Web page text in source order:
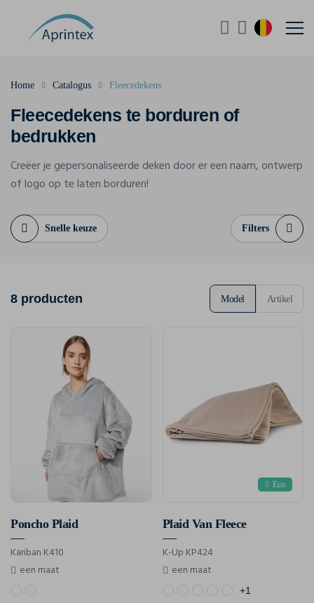
Fleecedekens te borduren of
bedrukken
Home Catalogus Fleecedekens
Creëer je gepersonaliseerde deken door er een naam, ontwerp
of logo op te laten borduren!
Snelle keuze Filters
8 producten Model Artikel
Poncho Plaid
Kariban K410
een maat
Eco
Plaid Van Fleece
K-Up KP424
een maat
+1